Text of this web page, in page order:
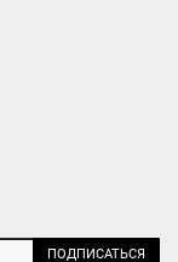
ПОДПИСАТЬСЯ